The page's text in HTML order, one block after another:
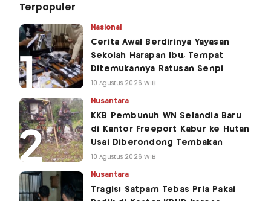
Terpopuler
Nasional
Cerita Awal Berdirinya Yayasan
Sekolah Harapan Ibu, Tempat
Ditemukannya Ratusan Senpi
10 Agustus 2026 WIB
Nusantara
KKB Pembunuh WN Selandia Baru
di Kantor Freeport Kabur ke Hutan
Usai Diberondong Tembakan
10 Agustus 2026 WIB
Nusantara
Tragis! Satpam Tebas Pria Pakai